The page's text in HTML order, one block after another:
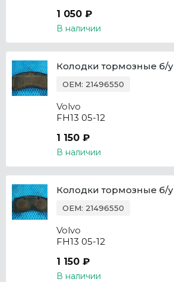
1 050 ₽
В наличии
Колодки тормозные б/у
OEM: 21496550
Volvo
FH13 05-12
1 150 ₽
В наличии
Колодки тормозные б/у
OEM: 21496550
Volvo
FH13 05-12
1 150 ₽
В наличии